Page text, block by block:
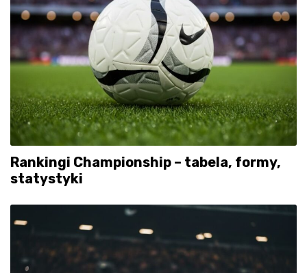
Rankingi Championship – tabela, formy,
statystyki